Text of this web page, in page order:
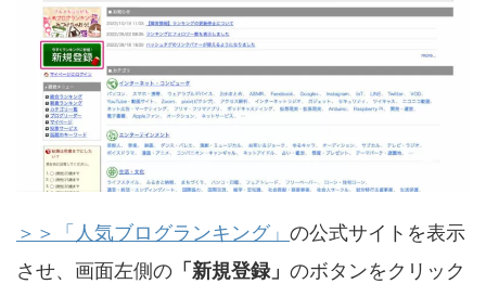
＞＞「人気ブログランキング」 の公式サイトを表示
させ、画面左側の 「新規登録」 のボタンをクリック